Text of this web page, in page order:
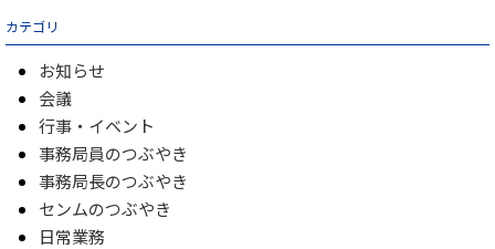
カテゴリ
お知らせ
会議
行事・イベント
事務局員のつぶやき
事務局長のつぶやき
センムのつぶやき
日常業務